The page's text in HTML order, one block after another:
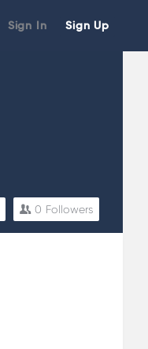
Sign In Sign Up
0 Followers